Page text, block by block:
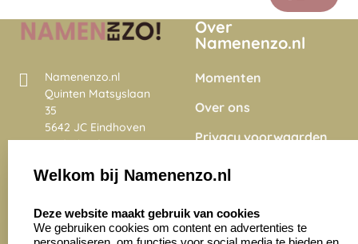
Namenenzo.nl
Quinten Matsyslaan
35
5642 JC Eindhoven
Nederland
4028 beoordelingen
Over
Namenenzo.nl
Momenten
Over ons
Privacy voorwaarden
Onze vacatures
Welkom bij Namenenzo.nl
Deze website maakt gebruik van cookies
We gebruiken cookies om content en advertenties te